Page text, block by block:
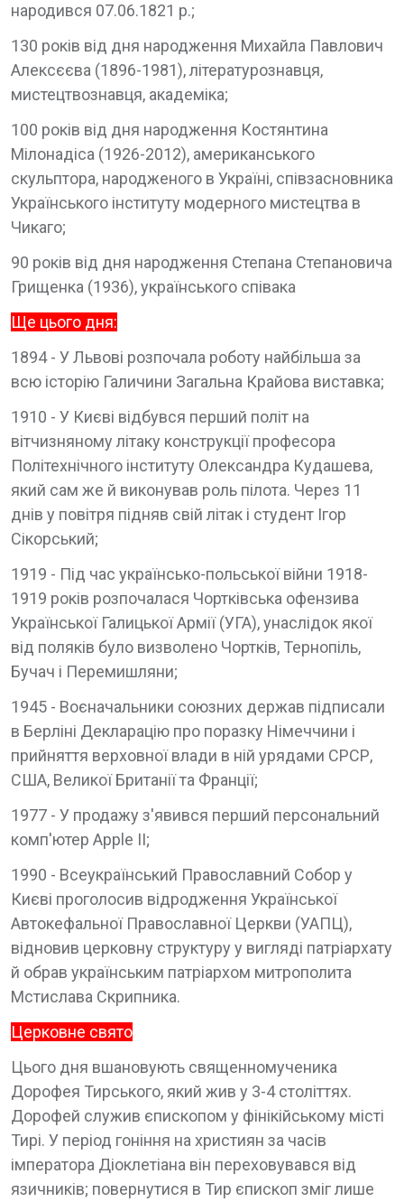
народився 07.06.1821 р.;
130 років від дня народження Михайла Павлович
Алексєєва (1896-1981), літературознавця,
мистецтвознавця, академіка;
100 років від дня народження Костянтина
Мілонадіса (1926-2012), американського
скульптора, народженого в Україні, співзасновника
Українського інституту модерного мистецтва в
Чикаго;
90 років від дня народження Степана Степановича
Грищенка (1936), українського співака
Ще цього дня:
1894 - У Львові розпочала роботу найбільша за
всю історію Галичини Загальна Крайова виставка;
1910 - У Києві відбувся перший політ на
вітчизняному літаку конструкції професора
Політехнічного інституту Олександра Кудашева,
який сам же й виконував роль пілота. Через 11
днів у повітря підняв свій літак і студент Ігор
Сікорський;
1919 - Під час українсько-польської війни 1918-
1919 років розпочалася Чортківська офензива
Української Галицької Армії (УГА), унаслідок якої
від поляків було визволено Чортків, Тернопіль,
Бучач і Перемишляни;
1945 - Воєначальники союзних держав підписали
в Берліні Декларацію про поразку Німеччини і
прийняття верховної влади в ній урядами СРСР,
США, Великої Британії та Франції;
1977 - У продажу з'явився перший персональний
комп'ютер Apple II;
1990 - Всеукраїнський Православний Собор у
Києві проголосив відродження Української
Автокефальної Православної Церкви (УАПЦ),
відновив церковну структуру у вигляді патріархату
й обрав українським патріархом митрополита
Мстислава Скрипника.
Церковне свято
Цього дня вшановують священномученика
Дорофея Тирського, який жив у 3-4 століттях.
Дорофей служив єпископом у фінікійському місті
Тирі. У період гоніння на християн за часів
імператора Діоклетіана він переховувався від
язичників; повернутися в Тир єпископ зміг лише